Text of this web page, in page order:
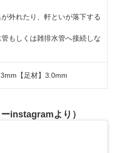
外れたり、軒といが落下する
もしくは雑排水管へ接続しな
【足材】3.0mm
instagramより）